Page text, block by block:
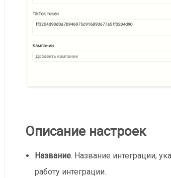
Описание настроек
Название. Название интеграции,
работу интеграции.